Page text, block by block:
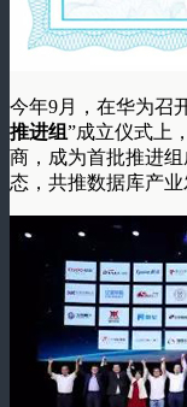
今年9月，在华为召
推进组”成立仪式上，
商，成为首批推进
态，共推数据库产业